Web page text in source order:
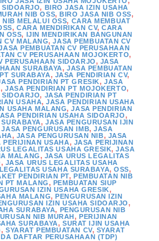
, BIRO JASA IZIN USAHA
NIB OSS,BIRO JASA NIB OSS,
NIB MELALUI OSS, CARA MEMBUAT
,CARA MENDIRIKAN CV,CARA
OSS, IJIN MENDIRIKAN BANGUNAN
CV MALANG,JASA PEMBUATAN CV
PEMBUATAN CV PERUSAHAAN
CV PERUSAHAAN MOJOKERTO,
PERUSAHAAN SIDOARJO, JASA
SURABAYA,JASA PEMBUATAN
SURABAYA, JASA PENDIRIAN CV,
PENDIRIAN PT GRESIK, JASA
,JASA PENDIRIAN PT MOJOKERTO,
SIDOARJO, JASA PENDIRIAN PT
USAHA,JASA PENDIRIAN USAHA
USAHA MALANG,JASA PENDIRIAN
PENDIRIAN USAHA SIDOARJO,
,JASA PENGURUSAN IJIN
JASA PENGURUSAN IMB,JASA
, JASA PENGURUSAN NIB, JASA
PERIJINAN USAHA, JASA PERIJINAN
LEGALITAS USAHA GRESIK,JASA
MALANG, JASA URUS LEGALITAS
, JASA URUS LEGALITAS USAHA
USAHA SURABAYA,OSS,
PENDIRIAN PT,PEMBUATAN NIB
PT MALANG, PEMBUATAN SIUP
IZIN USAHA GRESIK,
MALANG,PENGURUSAN IZIN
IZIN USAHA SIDOARJO,
SURABAYA, PENGURUSAN NIB
NIB MURAH, PERIJINAN
SURABAYA,SURAT IJIN USAHA
,SYARAT PEMBUATAN CV, SYARAT
DAFTAR PERUSAHAAN (TDP)